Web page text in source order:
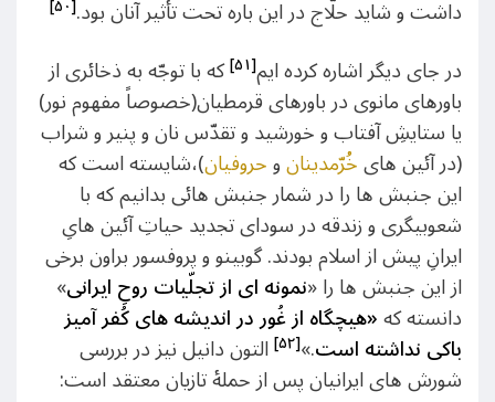
داشت و شاید حلّاج در این باره تحت تأثیر آنان بود.
در جای دیگر اشاره کرده ایم[۵۱] که با توجّه به ذخائری از
باورهای مانوی در باورهای قرمطیان(خصوصاً مفهوم نور)
یا ستایشِ آفتاب و خورشید و تقدّس نان و پنیر و شراب
(در آئین هایخُرّمدینانوحروفیان)،شایسته است که
این جنبش ها را در شمار جنبش هائی بدانیم که با
شعوبیگری و زندقه در سودای تجدید حیاتِ آئین هایِ
ایرانِ پیش از اسلام بودند. گوبینو و پروفسور براون برخی
از این جنبش ها را «نمونه ای از تجلّیات روحِ ایرانی»
دانسته که«هیچگاه از غُور در اندیشه های کُفر آمیز
باکی نداشته است.»[۵۲] التون دانیل نیز در بررسی
شورش های ایرانیان پس از حملۀ تازیان معتقد است: